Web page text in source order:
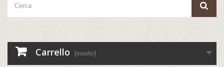
Carrello (vuoto)